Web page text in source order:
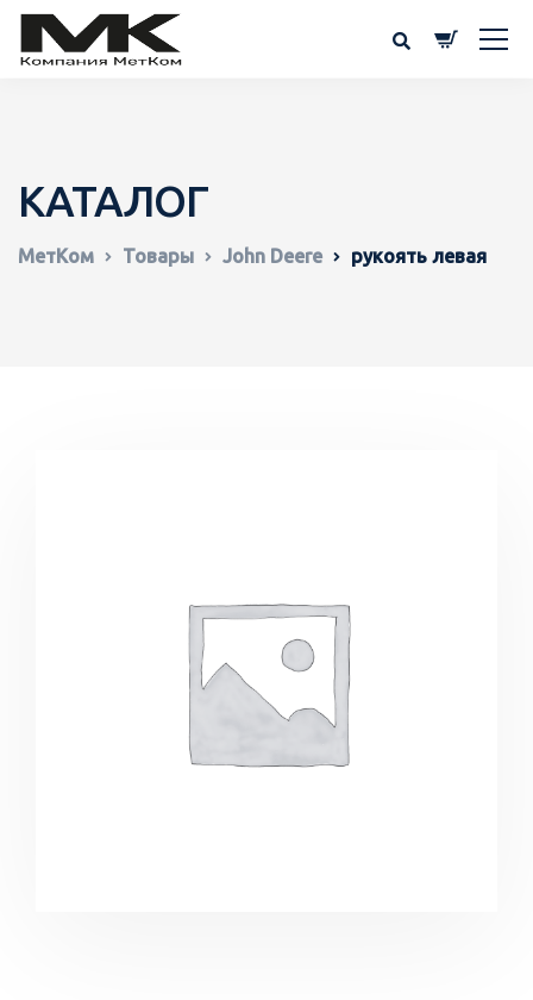
КАТАЛОГ
МетКом Товары John Deere рукоять левая